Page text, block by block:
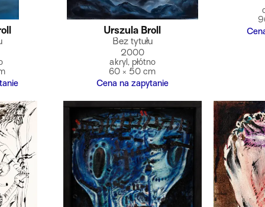
Urszula Broll
Bez tytułu
2000
akryl, płótno
60 × 50 cm
Cena na zapytanie